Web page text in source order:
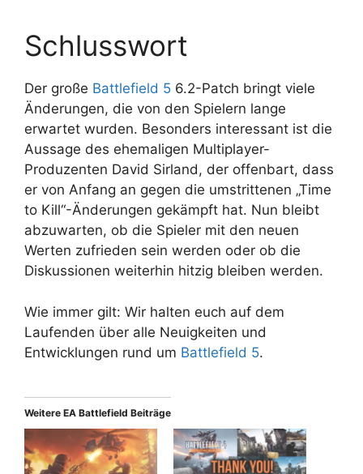
Schlusswort
Der große Battlefield 5 6.2-Patch bringt viele
Änderungen, die von den Spielern lange
erwartet wurden. Besonders interessant ist die
Aussage des ehemaligen Multiplayer-
Produzenten David Sirland, der offenbart, dass
er von Anfang an gegen die umstrittenen „Time
to Kill“-Änderungen gekämpft hat. Nun bleibt
abzuwarten, ob die Spieler mit den neuen
Werten zufrieden sein werden oder ob die
Diskussionen weiterhin hitzig bleiben werden.
Wie immer gilt: Wir halten euch auf dem
Laufenden über alle Neuigkeiten und
Entwicklungen rund um Battlefield 5.
Weitere EA Battlefield Beiträge